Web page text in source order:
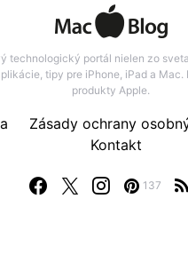
technologický portál nielen zo
tipy pre iPhone, iPad a Mac.
produkty Apple.
137
Zásady ochrany
Kontakt